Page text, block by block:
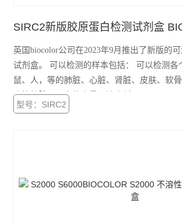
SIRC2新版胶原蛋白检测试剂盒
英国biocolor公司在2023年9月推出了新版的
试剂盒。 可以检测的样本包括： 可以检测各
鼠、人，等的肺脏、心脏、肾脏、皮肤、软
胞等的胶原蛋白的含量，浓度低至 2μg/ml可
型号设计，可以检测带血清的样本。
型号：SIRC2